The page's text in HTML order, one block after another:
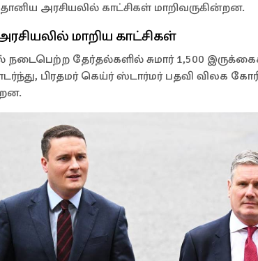
அரசியலில் காட்சிகள் மாறிவருகின்றன.
மாறிய காட்சிகள்
நடைபெற்ற தேர்தல்களில் சுமார் 1,500
பிரதமர் கெய்ர் ஸ்டார்மர் பதவி விலக